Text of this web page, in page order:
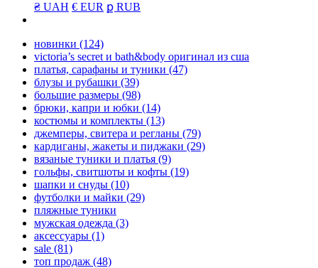
₴ UAH € EUR ք RUB
новинки (124)
victoria’s secret и bath&body оригинал из сша
платья, сарафаны и туники (47)
блузы и рубашки (39)
большие размеры (98)
брюки, капри и юбки (14)
костюмы и комплекты (13)
джемперы, свитера и регланы (79)
кардиганы, жакеты и пиджаки (29)
вязаные туники и платья (9)
гольфы, свитшоты и кофты (19)
шапки и снуды (10)
футболки и майки (29)
пляжные туники
мужская одежда (3)
аксессуары (1)
sale (81)
топ продаж (48)